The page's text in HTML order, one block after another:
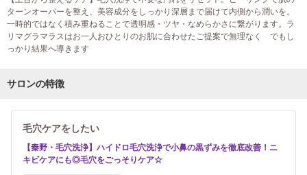
ターンオーバーを整え、美容成分をしっかり深層まで届けて内側から潤いを。
一時的ではなく積み重ねることで透明感・ツヤ・なめらかさに繋がります。ラ
リマグラマラスはお一人おひとりのお肌に合わせたご提案で無理なく でもし
っかり結果へ導きます
サロンの特徴
毛穴ケアをしたい
【秦野・毛穴洗浄】ハイドロ毛穴洗浄で小鼻の黒ずみを徹底改善！ニ
キビケアにも◎毛穴をごっそりケア☆